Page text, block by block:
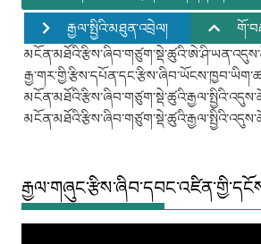
རྒྱལ་སྤྱིའི་མཐུན་འབྲེལ།